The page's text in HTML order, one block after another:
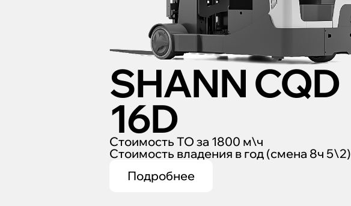
SHANN CQD
16D
Стоимость ТО за 1800 м\ч
Стоимость владения в год (смена 8ч 5\2)
Подробнее